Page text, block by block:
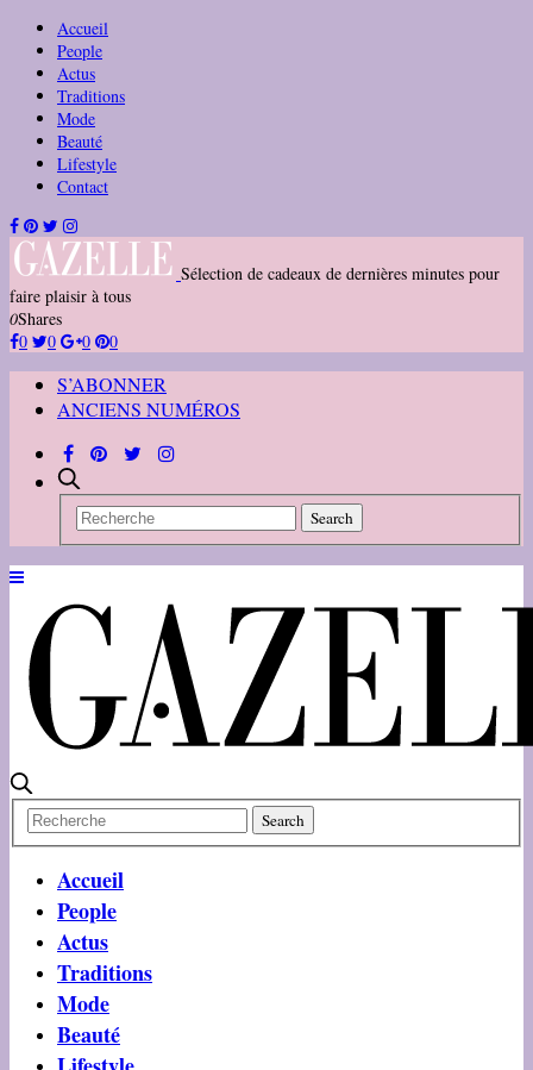
Accueil
People
Actus
Traditions
Mode
Beauté
Lifestyle
Contact
Sélection de cadeaux de dernières minutes pour
faire plaisir à tous
0Shares
0
0 0 0
S’ABONNER
ANCIENS NUMÉROS
Accueil
People
Actus
Traditions
Mode
Beauté